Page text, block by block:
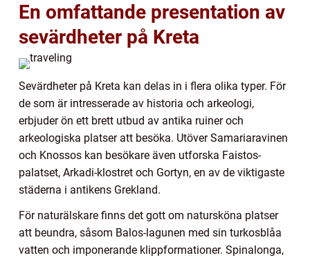
En omfattande presentation av
sevärdheter på Kreta
Sevärdheter på Kreta kan delas in i flera olika typer. För
de som är intresserade av historia och arkeologi,
erbjuder ön ett brett utbud av antika ruiner och
arkeologiska platser att besöka. Utöver Samariaravinen
och Knossos kan besökare även utforska Faistos-
palatset, Arkadi-klostret och Gortyn, en av de viktigaste
städerna i antikens Grekland.
För naturälskare finns det gott om natursköna platser
att beundra, såsom Balos-lagunen med sin turkosblåa
vatten och imponerande klippformationer. Spinalonga,